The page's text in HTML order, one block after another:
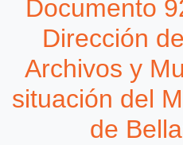
Documento 92-6909 - [Acompaña documento que responde a sus inquietudes sobre
147 más...
Documento
Dirección
Archivos y
situación del
de